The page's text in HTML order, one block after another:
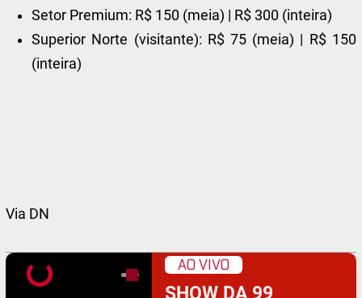
Setor Premium: R$ 150 (meia) | R$ 300 (inteira)
Superior Norte (visitante): R$ 75 (meia) | R$ 150
(inteira)
Via DN
AO VIVO
SHOW DA 99